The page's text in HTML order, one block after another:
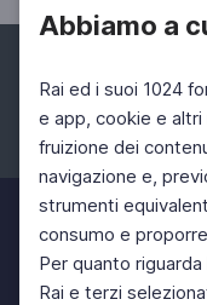
Abbiamo a
Rai ed i suoi 1024
e app, cookie e
fruizione dei
navigazione e,
strumenti
consumo e
Per quanto
Rai e terzi
Facebook